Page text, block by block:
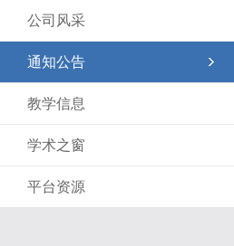
公司风采
通知公告
教学信息
学术之窗
平台资源